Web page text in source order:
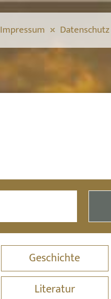
Impressum Datenschutz
Geschichte
Literatur